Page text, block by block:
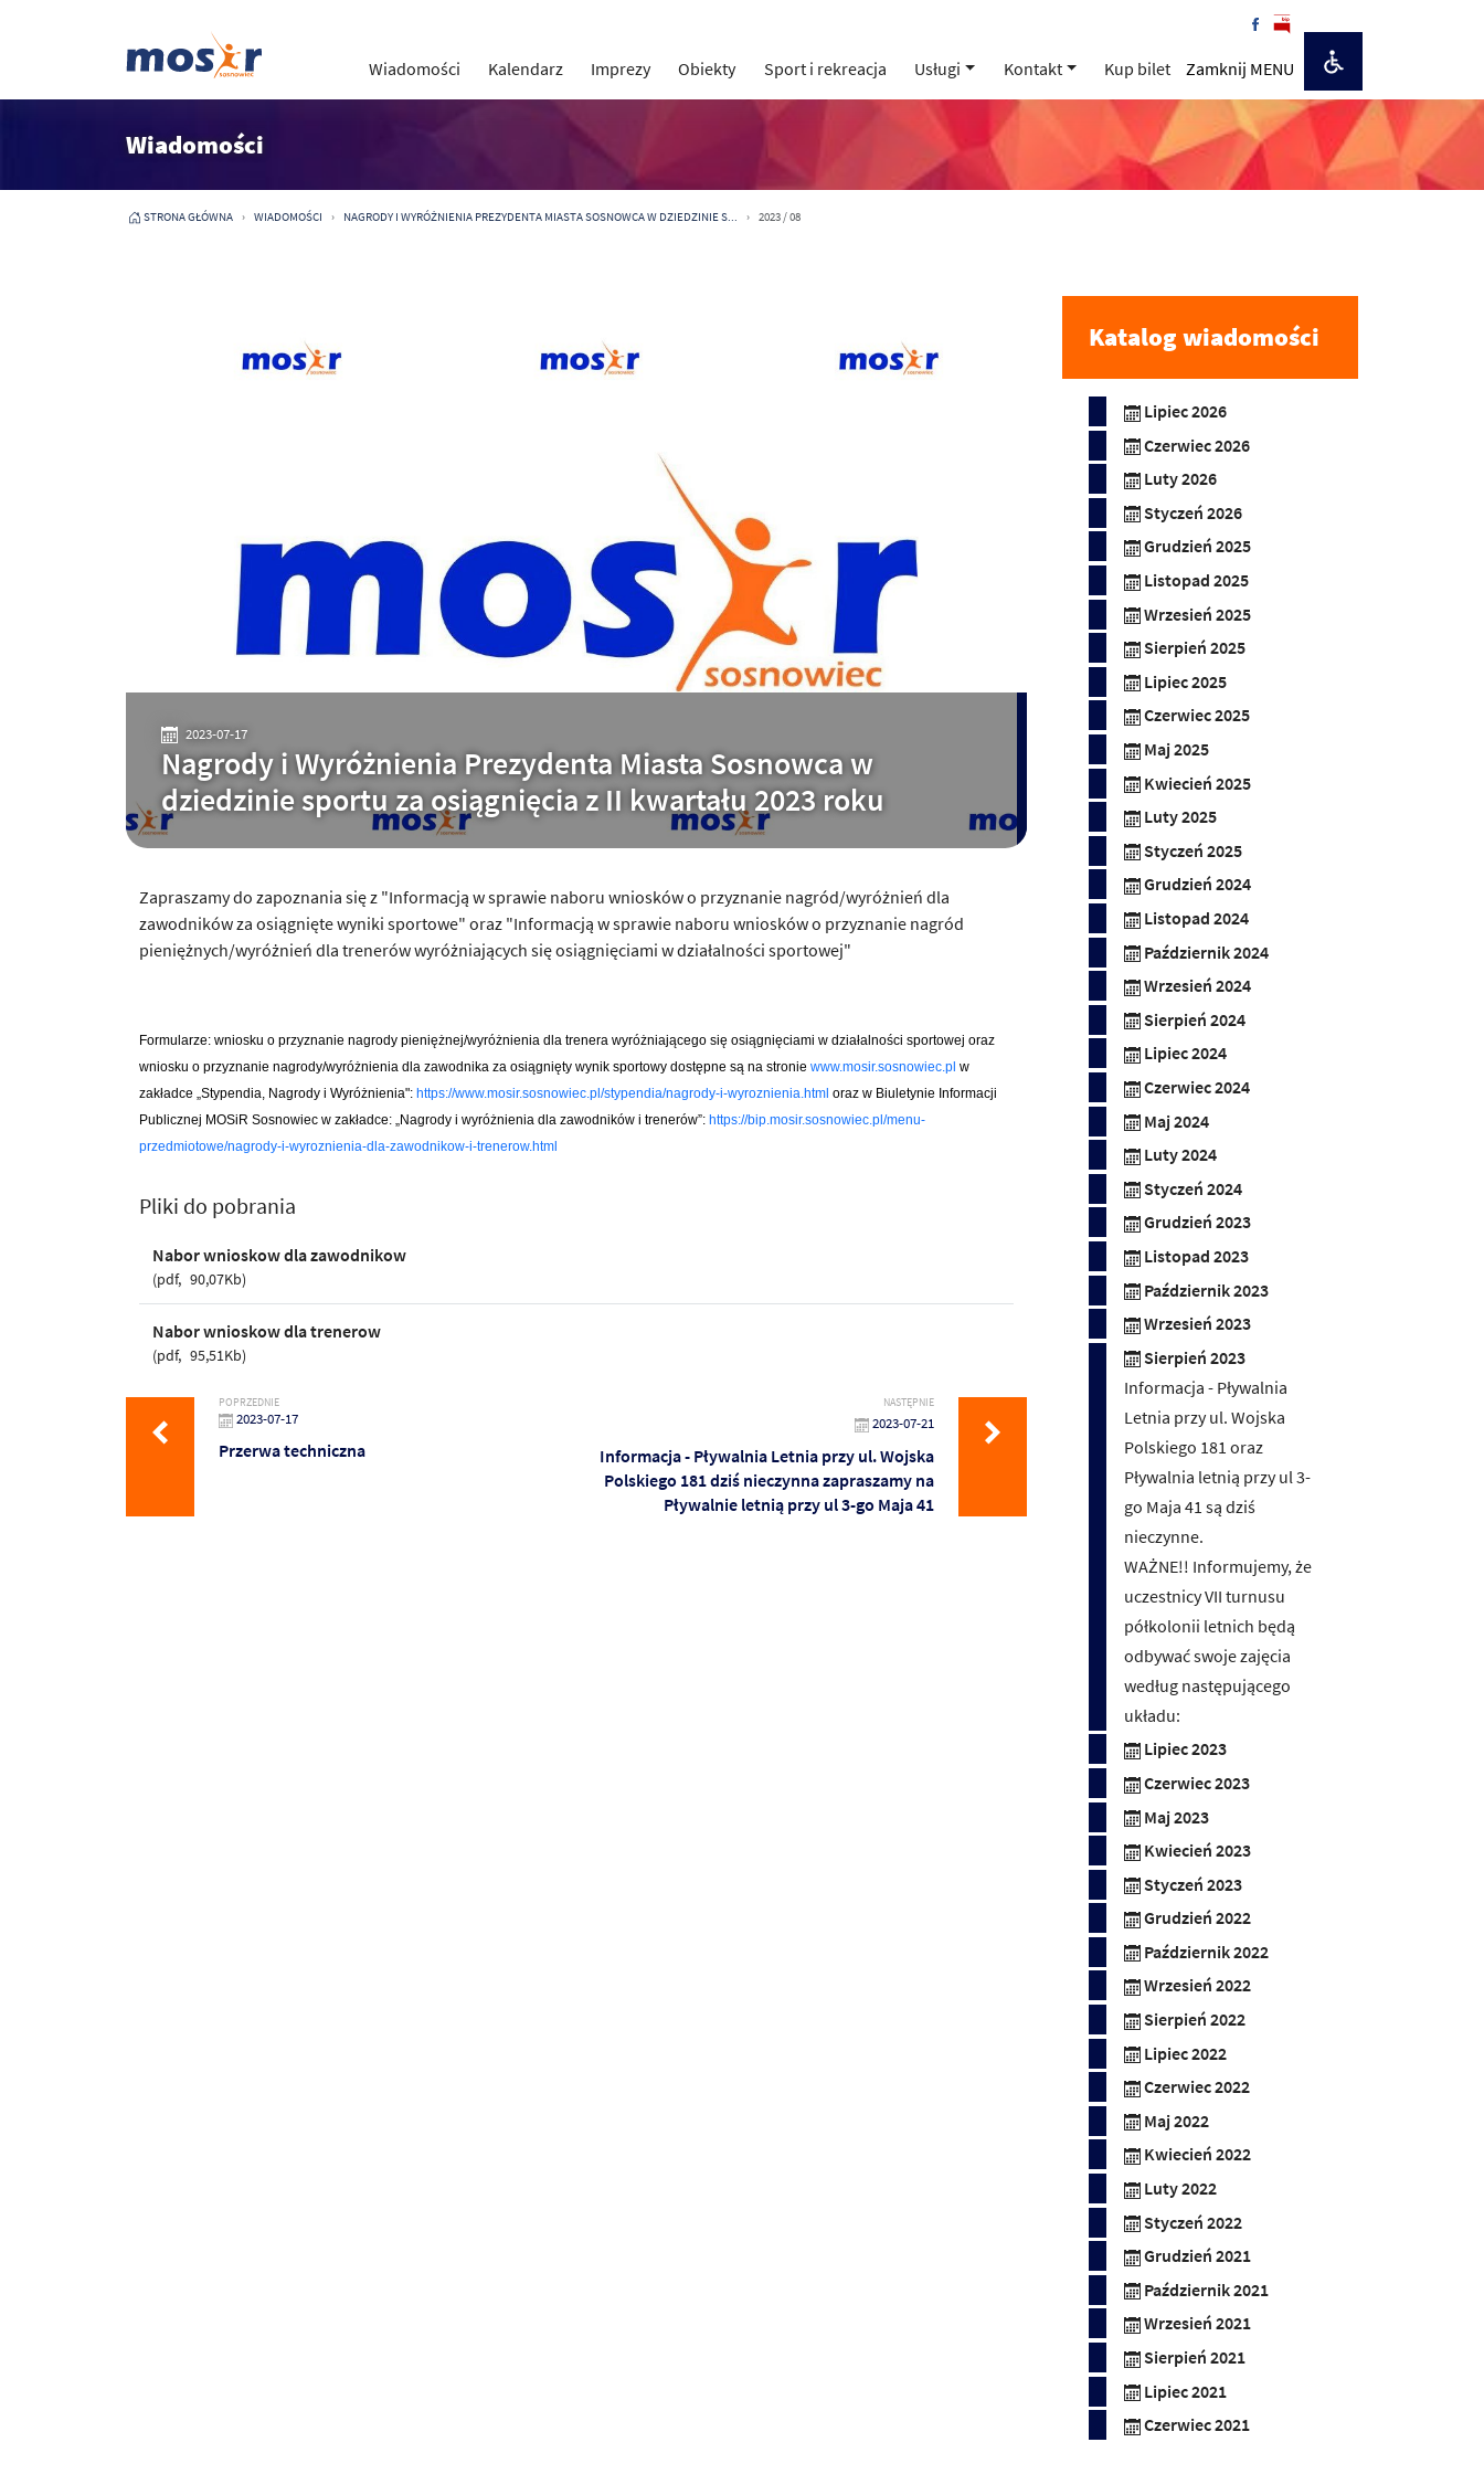
Wiadomości Kalendarz Imprezy Obiekty Sport i rekreacja Usługi Kontakt Kup bilet Zamknij MENU
Wiadomości
STRONA GŁÓWNA WIADOMOŚCI NAGRODY I WYRÓŻNIENIA PREZYDENTA MIASTA SOSNOWCA W DZIEDZINIE S... 2023 / 08
2023-07-17
Nagrody i Wyróżnienia Prezydenta Miasta Sosnowca w
dziedzinie sportu za osiągnięcia z II kwartału 2023 roku
Zapraszamy do zapoznania się z "Informacją w sprawie naboru wniosków o przyznanie nagród/wyróżnień dla
zawodników za osiągnięte wyniki sportowe" oraz "Informacją w sprawie naboru wniosków o przyznanie nagród
pieniężnych/wyróżnień dla trenerów wyróżniających się osiągnięciami w działalności sportowej"
Formularze: wniosku o przyznanie nagrody pieniężnej/wyróżnienia dla trenera wyróżniającego się osiągnięciami w działalności sportowej oraz
wniosku o przyznanie nagrody/wyróżnienia dla zawodnika za osiągnięty wynik sportowy dostępne są na stronie www.mosir.sosnowiec.pl w
zakładce „Stypendia, Nagrody i Wyróżnienia": https://www.mosir.sosnowiec.pl/stypendia/nagrody-i-wyroznienia.html oraz w Biuletynie Informacji
Publicznej MOSiR Sosnowiec w zakładce: „Nagrody i wyróżnienia dla zawodników i trenerów”: https://bip.mosir.sosnowiec.pl/menu-
przedmiotowe/nagrody-i-wyroznienia-dla-zawodnikow-i-trenerow.html
Pliki do pobrania
Nabor wnioskow dla zawodnikow
pdf 90,07Kb
Nabor wnioskow dla trenerow
pdf 95,51Kb
POPRZEDNIE
2023-07-17
Przerwa techniczna
NASTĘPNIE
2023-07-21
Informacja - Pływalnia Letnia przy ul. Wojska
Polskiego 181 dziś nieczynna zapraszamy na
Pływalnie letnią przy ul 3-go Maja 41
Katalog wiadomości
Lipiec 2026
Czerwiec 2026
Luty 2026
Styczeń 2026
Grudzień 2025
Listopad 2025
Wrzesień 2025
Sierpień 2025
Lipiec 2025
Czerwiec 2025
Maj 2025
Kwiecień 2025
Luty 2025
Styczeń 2025
Grudzień 2024
Listopad 2024
Październik 2024
Wrzesień 2024
Sierpień 2024
Lipiec 2024
Czerwiec 2024
Maj 2024
Luty 2024
Styczeń 2024
Grudzień 2023
Listopad 2023
Październik 2023
Wrzesień 2023
Sierpień 2023
Informacja - Pływalnia
Letnia przy ul. Wojska
Polskiego 181 oraz
Pływalnia letnią przy ul 3-
go Maja 41 są dziś
nieczynne.
WAŻNE!! Informujemy, że
uczestnicy VII turnusu
półkolonii letnich będą
odbywać swoje zajęcia
według następującego
układu:
Lipiec 2023
Czerwiec 2023
Maj 2023
Kwiecień 2023
Styczeń 2023
Grudzień 2022
Październik 2022
Wrzesień 2022
Sierpień 2022
Lipiec 2022
Czerwiec 2022
Maj 2022
Kwiecień 2022
Luty 2022
Styczeń 2022
Grudzień 2021
Październik 2021
Wrzesień 2021
Sierpień 2021
Lipiec 2021
Czerwiec 2021